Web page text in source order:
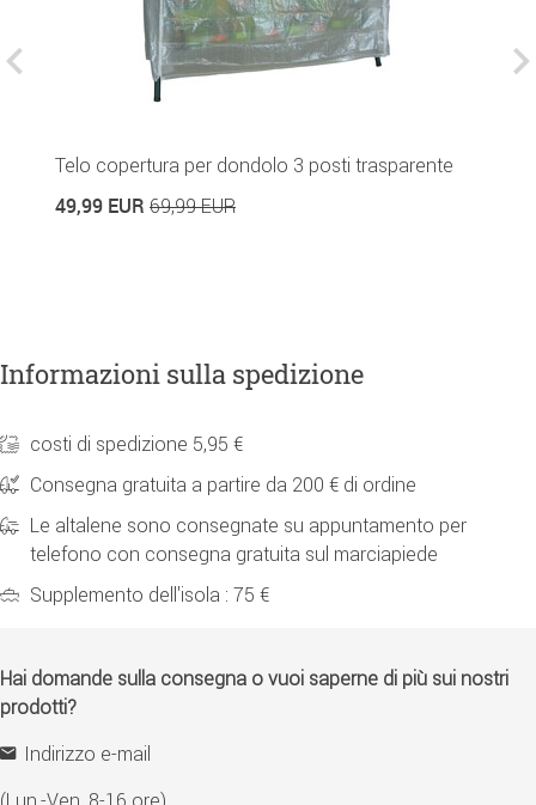
Telo copertura per dondolo 3 posti trasparente
49,99 EUR 69,99 EUR
Informazioni sulla spedizione
costi di spedizione 5,95 €
Consegna gratuita a partire da 200 € di ordine
Le altalene sono consegnate su appuntamento per
telefono con consegna gratuita sul marciapiede
Supplemento dell'isola : 75 €
Hai domande sulla consegna o vuoi saperne di più sui nostri
prodotti?
Indirizzo e-mail
(Lun.-Ven. 8-16 ore)